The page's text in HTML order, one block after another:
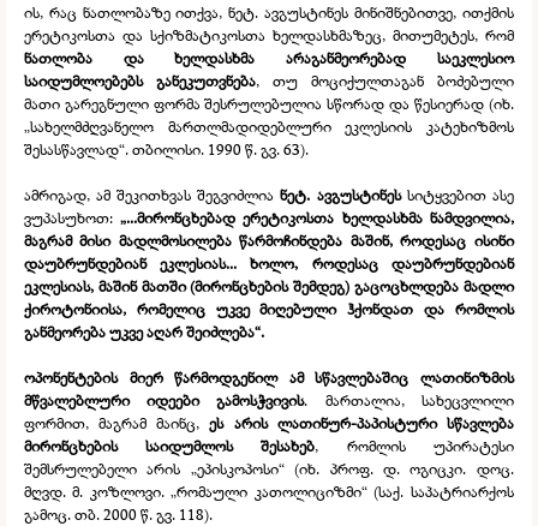
ის, რაც ნათლობაზე ითქვა, ნეტ. ავგუსტინეს მინიშნებითვე, ითქმის
ერეტიკოსთა და სქიზმატიკოსთა ხელდასხმაზეც, მითუმეტეს, რომ
ნათლობა და ხელდასხმა არაგანმეორებად საეკლესიო
საიდუმლოებებს განეკუთვნება, თუ მოციქულთაგან ბოძებული
მათი გარეგნული ფორმა შესრულებულია სწორად და წესიერად (იხ.
„სახელმძღვანელო მართლმადიდებლური ეკლესიის კატეხიზმოს
შესასწავლად“. თბილისი. 1990 წ. გვ. 63).
ამრიგად, ამ შეკითხვას შეგვიძლია ნეტ. ავგუსტინეს სიტყვებით ასე
ვუპასუხოთ: „...მირონცხებად ერეტიკოსთა ხელდასხმა ნამდვილია,
მაგრამ მისი მადლმოსილება წარმოჩინდება მაშინ, როდესაც ისინი
დაუბრუნდებიან ეკლესიას... ხოლო, როდესაც დაუბრუნდებიან
ეკლესიას, მაშინ მათში (მირონცხების შემდეგ) გაცოცხლდება მადლი
ქიროტონიისა, რომელიც უკვე მიღებული ჰქონდათ და რომლის
განმეორება უკვე აღარ შეიძლება“.
ოპონენტების მიერ წარმოდგენილ ამ სწავლებაშიც ლათინიზმის
მწვალებლური იდეები გამოსჭვივის. მართალია, სახეცვლილი
ფორმით, მაგრამ მაინც, ეს არის ლათინურ-პაპისტური სწავლება
მირონცხების საიდუმლოს შესახებ, რომლის უპირატესი
შემსრულებელი არის „ეპისკოპოსი“ (იხ. პროფ. დ. ოგიცკი. დოც.
მღვდ. მ. კოზლოვი. „რომაული კათოლიციზმი“ (საქ. საპატრიარქოს
გამოც. თბ. 2000 წ. გვ. 118).